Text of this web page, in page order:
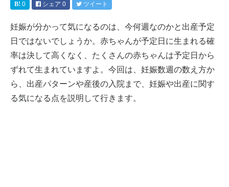
0
シェア 0 ツイート
妊娠が分かって気になるのは、今何週なのかと出産予定
日ではないでしょうか。赤ちゃんが予定日に生まれる確
率は決して高くなく、たくさんの赤ちゃんは予定日から
ずれて生まれていますよ。今回は、妊娠数週の数え方か
ら、出産パターンや産後の入院まで、妊娠や出産に関す
る気になる点を説明して行きます。